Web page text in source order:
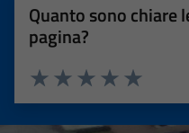
Quanto sono chiare
pagina?
Valuta 5
Valuta 4 stelle
Valuta 3 stelle su
Valuta 2 stelle su 5
Valuta 1 stelle su 5